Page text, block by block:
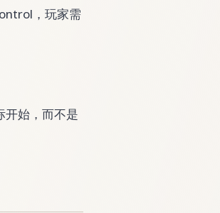
，玩家需
开始，而不是